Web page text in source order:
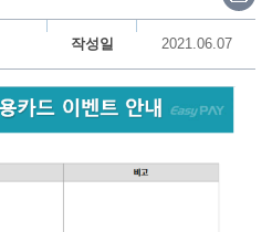
작성일 2021.06.07